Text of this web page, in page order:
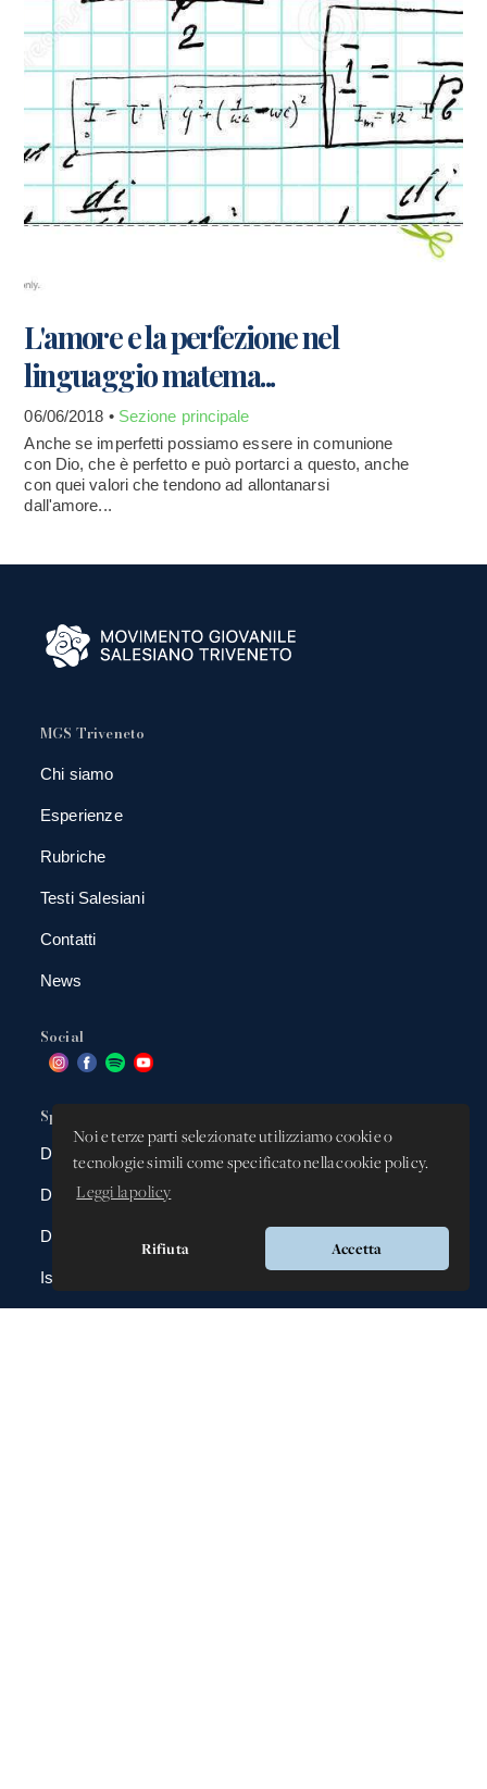
Noi e terze parti selezionate utilizziamo cookie o
tecnologie simili come specificato nella cookie policy.
Leggi la policy
Rifiuta Accetta
L'amore e la perfezione nel
linguaggio matema...
06/06/2018 • Sezione principale
Anche se imperfetti possiamo essere in comunione
con Dio, che è perfetto e può portarci a questo, anche
con quei valori che tendono ad allontanarsi
dall'amore...
MGS Triveneto
Chi siamo
Esperienze
Rubriche
Testi Salesiani
Contatti
News
Social
Spazio app
DBAnima
DBContest
DBDrive
Iscrizioni